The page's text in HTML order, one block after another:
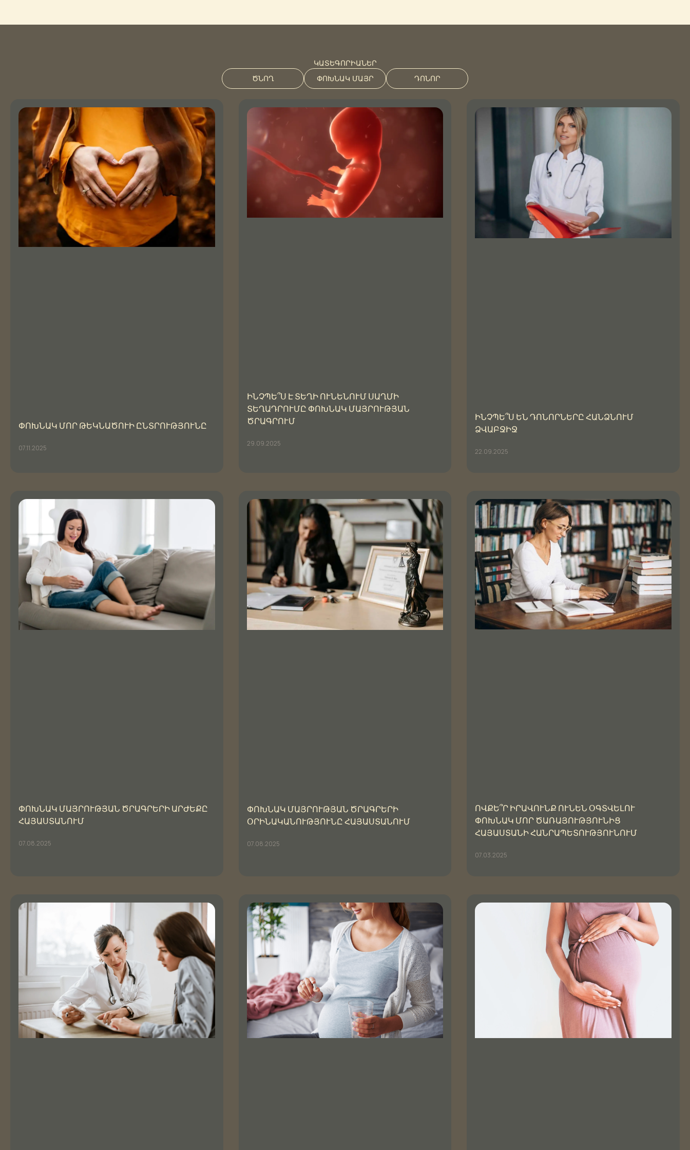
ԿԱՏԵԳՈՐԻԱՆԵՐ
ԾՆՈՂ ՓՈԽՆԱԿ ՄԱՅՐ ԴՈՆՈՐ
ՓՈԽՆԱԿ ՄՈՐ ԹԵԿՆԱԾՈՒԻ ԸՆՏՐՈՒԹՅՈՒՆԸ
07.11.2025
ԻՆՉՊԵ՞Ս Է ՏԵՂԻ ՈՒՆԵՆՈՒՄ ՍԱՂՄԻ
ՏԵՂԱԴՐՈՒՄԸ ՓՈԽՆԱԿ ՄԱՅՐՈՒԹՅԱՆ
ԾՐԱԳՐՈՒՄ
29.09.2025
ԻՆՉՊԵ՞Ս ԵՆ ԴՈՆՈՐՆԵՐԸ ՀԱՆՁՆՈՒՄ
ՁՎԱԲՋԻՋ
22.09.2025
ՓՈԽՆԱԿ ՄԱՅՐՈՒԹՅԱՆ ԾՐԱԳՐԵՐԻ ԱՐԺԵՔԸ
ՀԱՅԱՍՏԱՆՈՒՄ
07.08.2025
ՓՈԽՆԱԿ ՄԱՅՐՈՒԹՅԱՆ ԾՐԱԳՐԵՐԻ
ՕՐԻՆԱԿԱՆՈՒԹՅՈՒՆԸ ՀԱՅԱՍՏԱՆՈՒՄ
07.08.2025
ՈՎՔԵ՞Ր ԻՐԱՎՈՒՆՔ ՈՒՆԵՆ ՕԳՏՎԵԼՈՒ
ՓՈԽՆԱԿ ՄՈՐ ԾԱՌԱՅՈՒԹՅՈՒՆԻՑ
ՀԱՅԱՍՏԱՆԻ ՀԱՆՐԱՊԵՏՈՒԹՅՈՒՆՈՒՄ
07.03.2025